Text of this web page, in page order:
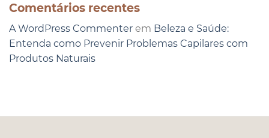
Comentários recentes
A WordPress Commenter em Beleza e Saúde:
Entenda como Prevenir Problemas Capilares com
Produtos Naturais